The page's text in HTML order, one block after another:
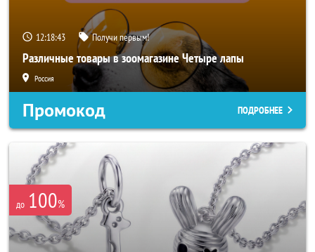
12:18:41 Получи первым!
Различные товары в зоомагазине Четыре лапы
Россия
Промокод ПОДРОБНЕЕ
до 100%